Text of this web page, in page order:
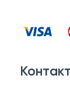
Тумби